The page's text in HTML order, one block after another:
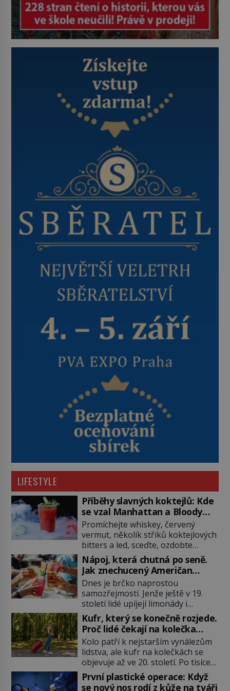
LIFESTYLE
Příběhy slavných koktejlů: Kde
se vzal Manhattan a Bloody
Mary?
Promíchejte whiskey, červený
vermut, několik střiků koktejlových
bitters a led, sceďte, ozdobte
koktejlovou třešinkou a tadá…
Manhattan je tu! A pokud to má být
skutečně on, dejte si pozor, ať
místo klasické americké rye
whiskey či klidně bourbonu
nepoužijete skotskou whisku. Co
se stane? Inu, koktejl bude stále
skvělý, ale už to nebude
Manhattan ale […]
Nápoj, která chutná po seně.
Jak znechucený Američan
vymyslel brčko
Dnes je brčko naprostou
samozřejmostí. Jenže ještě v 19.
století lidé upíjejí limonády i
koktejly dutými stébly žita nebo
žitné slámy. Fungují sice dobře,
mají ale jednu nepříjemnou
vlastnost po chvíli se rozmáčejí a
nápoji dodávají travnatou příchuť.
Právě tahle drobná nepříjemnost
přivede amerického výrobce
cigaretových náustků k nápadu,
Kufr, který se konečně rozjede.
Proč lidé čekají na kolečka
téměř pět tisíc let?
Kolo patří k nejstarším vynálezům
lidstva, ale kufr na kolečkách se
objevuje až ve 20. století. Po tisíce
let lidé vláčejí těžká zavazadla v
rukou, na zádech nebo je nakládají
První plastické operace: Když
se nový nos rodí z kůže na tváři